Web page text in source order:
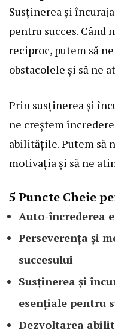
Susținerea și
pentru succes. Când
reciproc, putem să
obstacolele și să ne
Prin susținerea și
ne creștem
abilitățile. Putem să
motivația și să ne
5 Puncte Cheie
Auto-încrederea
Perseverența și
succesului
Susținerea și
esențiale pentru
Dezvoltarea